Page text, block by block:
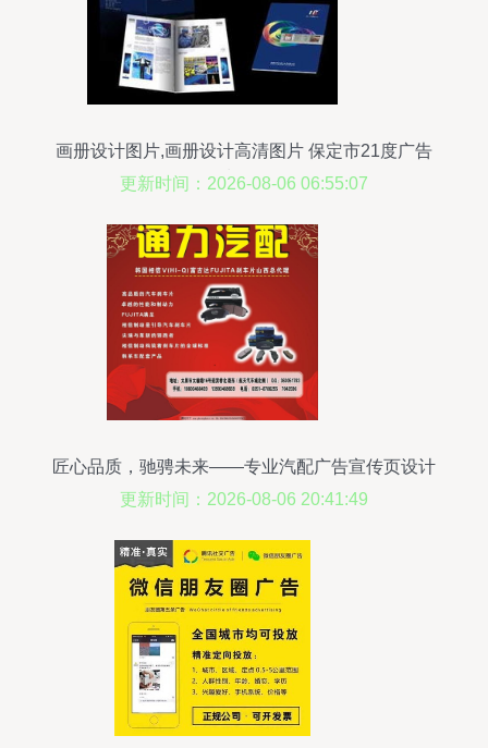
画册设计图片,画册设计高清图片 保定市21度广告
策划公司,
更新时间：2026-08-06 06:55:07
匠心品质，驰骋未来——专业汽配广告宣传页设计
更新时间：2026-08-06 20:41:49